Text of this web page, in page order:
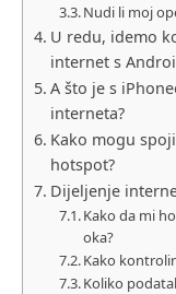
Nudi li moj
U redu, idemo
internet s
A što je s
interneta?
Kako mogu
hotspot?
Dijeljenje
Kako da mi
oka?
Kako
Koliko